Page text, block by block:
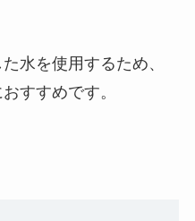
水を使用するため、
すすめです。